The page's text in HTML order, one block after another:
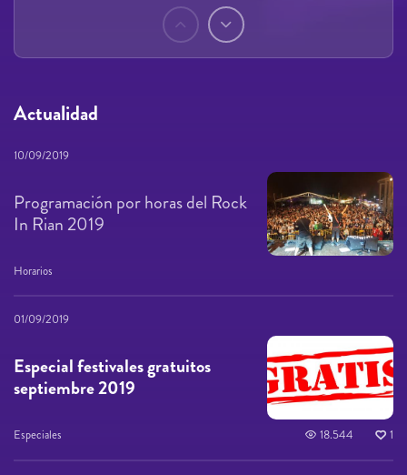
Actualidad
10/09/2019
Programación por horas del Rock
In Rian 2019
Horarios
01/09/2019
Especial festivales gratuitos
septiembre 2019
Especiales 18.544 1